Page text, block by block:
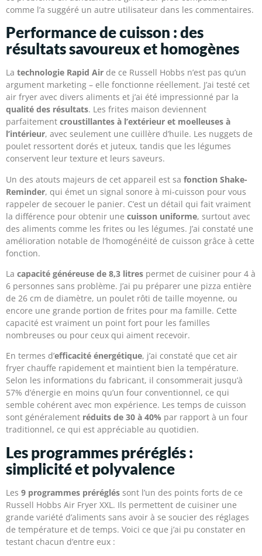
comme l’a suggéré un autre utilisateur dans les commentaires.
Performance de cuisson : des
résultats savoureux et homogènes
La technologie Rapid Air de ce Russell Hobbs n’est pas qu’un
argument marketing – elle fonctionne réellement. J’ai testé cet
air fryer avec divers aliments et j’ai été impressionné par la
qualité des résultats. Les frites maison deviennent
parfaitement croustillantes à l’extérieur et moelleuses à
l’intérieur, avec seulement une cuillère d’huile. Les nuggets de
poulet ressortent dorés et juteux, tandis que les légumes
conservent leur texture et leurs saveurs.
Un des atouts majeurs de cet appareil est sa fonction Shake-
Reminder, qui émet un signal sonore à mi-cuisson pour vous
rappeler de secouer le panier. C’est un détail qui fait vraiment
la différence pour obtenir une cuisson uniforme, surtout avec
des aliments comme les frites ou les légumes. J’ai constaté une
amélioration notable de l’homogénéité de cuisson grâce à cette
fonction.
La capacité généreuse de 8,3 litres permet de cuisiner pour 4 à
6 personnes sans problème. J’ai pu préparer une pizza entière
de 26 cm de diamètre, un poulet rôti de taille moyenne, ou
encore une grande portion de frites pour ma famille. Cette
capacité est vraiment un point fort pour les familles
nombreuses ou pour ceux qui aiment recevoir.
En termes d’efficacité énergétique, j’ai constaté que cet air
fryer chauffe rapidement et maintient bien la température.
Selon les informations du fabricant, il consommerait jusqu’à
57% d’énergie en moins qu’un four conventionnel, ce qui
semble cohérent avec mon expérience. Les temps de cuisson
sont généralement réduits de 30 à 40% par rapport à un four
traditionnel, ce qui est appréciable au quotidien.
Les programmes préréglés :
simplicité et polyvalence
Les 9 programmes préréglés sont l’un des points forts de ce
Russell Hobbs Air Fryer XXL. Ils permettent de cuisiner une
grande variété d’aliments sans avoir à se soucier des réglages
de température et de temps. Voici ce que j’ai pu constater en
testant chacun d’entre eux :